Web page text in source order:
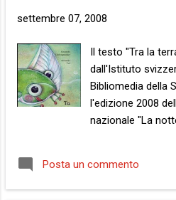
settembre 07, 2008
Il testo "Tra la
dall'Istituto
Bibliomedia della
l'edizione 2008
nazionale "La
Posta un commento